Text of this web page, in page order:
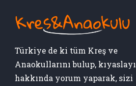
Türkiye de ki tüm Kreş ve
Anaokullarını bulup,
hakkında yorum yaparak, sizi